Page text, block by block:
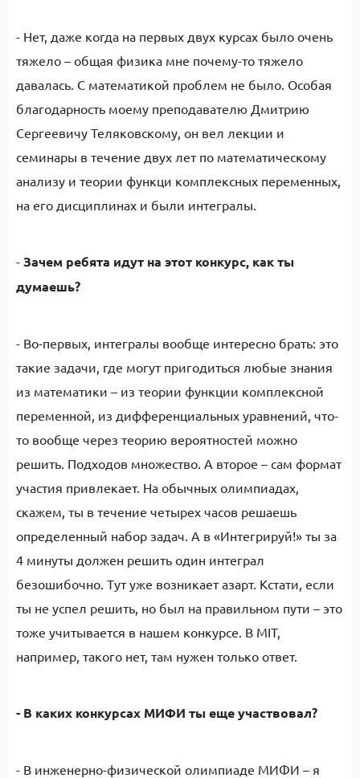
- Нет, даже когда на первых двух курсах было очень
тяжело – общая физика мне почему-то тяжело
давалась. С математикой проблем не было. Особая
благодарность моему преподавателю Дмитрию
Сергеевичу Теляковскому, он вел лекции и
семинары в течение двух лет по математическому
анализу и теории функци комплексных переменных,
на его дисциплинах и были интегралы.
- Зачем ребята идут на этот конкурс, как ты
думаешь?
- Во-первых, интегралы вообще интересно брать: это
такие задачи, где могут пригодиться любые знания
из математики – из теории функции комплексной
переменной, из дифференциальных уравнений, что-
то вообще через теорию вероятностей можно
решить. Подходов множество. А второе – сам формат
участия привлекает. На обычных олимпиадах,
скажем, ты в течение четырех часов решаешь
определенный набор задач. А в «Интегрируй!» ты за
4 минуты должен решить один интеграл
безошибочно. Тут уже возникает азарт. Кстати, если
ты не успел решить, но был на правильном пути – это
тоже учитывается в нашем конкурсе. В MIT,
например, такого нет, там нужен только ответ.
- В каких конкурсах МИФИ ты еще участвовал?
- В инженерно-физической олимпиаде МИФИ – я